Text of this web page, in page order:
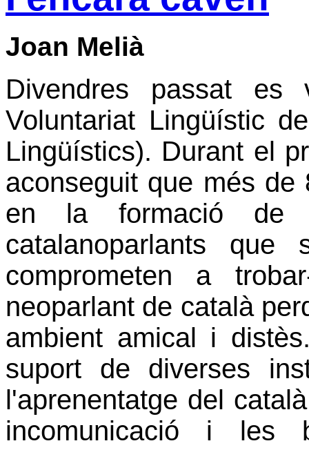
Joan Melià
Divendres passat
Voluntariat Lingüístic
Lingüístics). Durant el
aconseguit que més de
en la formació de
catalanoparlants que
comprometen a
neoparlant de català
ambient amical i
suport de diverses
l'aprenentatge del
incomunicació i les